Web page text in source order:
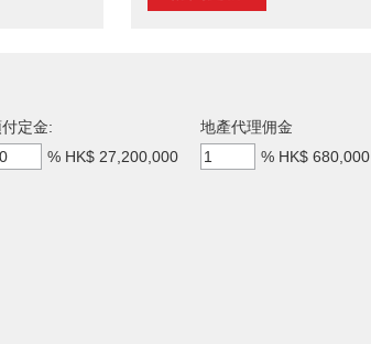
定金:
% HK$ 27,200,000
地產代理佣金
% HK$ 680,000